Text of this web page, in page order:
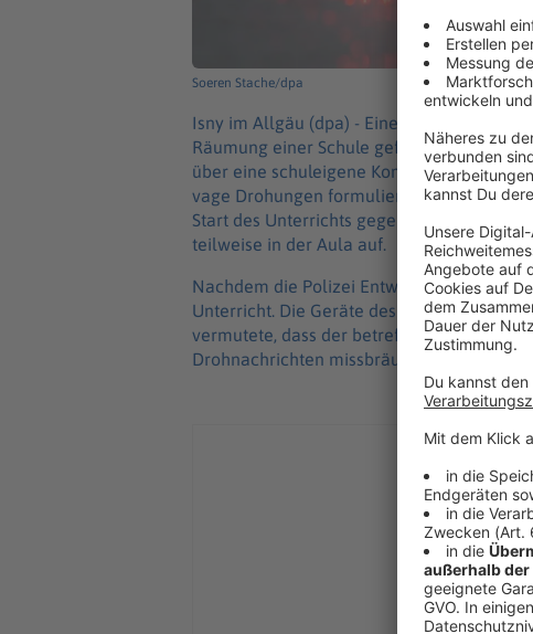
Soeren Stache/dpa
Isny im Allgäu (dpa) - Eine Drohnachricht
Räumung einer Schule geführt. Bislang
über eine schuleigene
vage Drohungen formuliert, wie die Polizei
Start des Unterrichts gegen 7.00 Uhr
teilweise in der Aula auf.
Nachdem die Polizei Entwarnung
Unterricht. Die Geräte des betreffenden
vermutete, dass der betreffende Account
Drohnachrichten missbräuchlich verwendet